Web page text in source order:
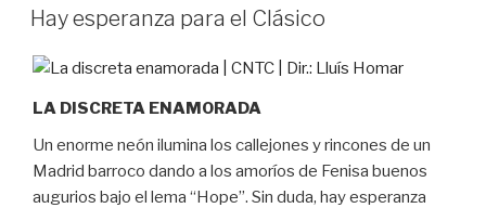
EL
Hay esperanza para el Clásico
LA DISCRETA ENAMORADA
Un enorme neón ilumina los callejones y rincones de un
Madrid barroco dando a los amoríos de Fenisa buenos
augurios bajo el lema “Hope”. Sin duda, hay esperanza